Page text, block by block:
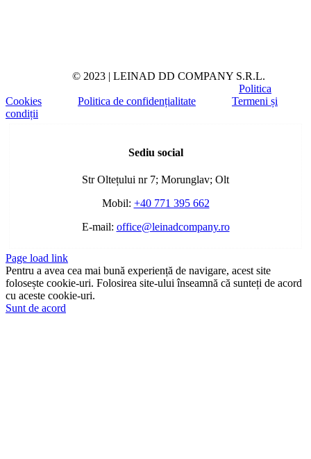
© 2023 | LEINAD DD COMPANY S.R.L.
Politica
Cookies
Politica de confidențialitate
Termeni și
condiții
Sediu social
Str Oltețului nr 7; Morunglav; Olt
Mobil: +40 771 395 662
E-mail: office@leinadcompany.ro
Page load link
Pentru a avea cea mai bună experiență de navigare, acest site
folosește cookie-uri. Folosirea site-ului înseamnă că sunteți de acord
cu aceste cookie-uri.
Sunt de acord